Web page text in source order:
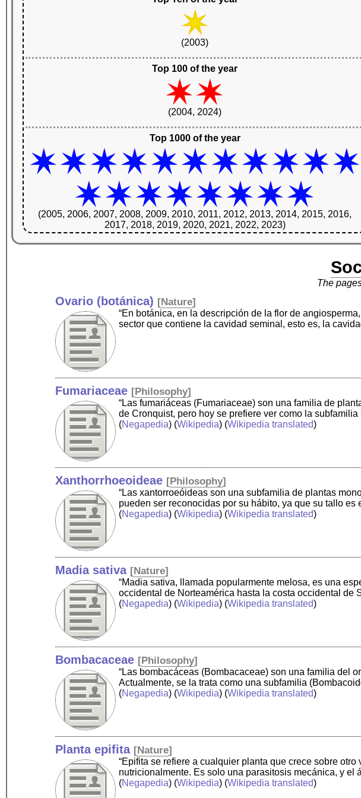
(2003)
Top 100 of the year
(2004, 2024)
Top 1000 of the year
(2005, 2006, 2007, 2008, 2009, 2010, 2011, 2012, 2013, 2014, 2015, 2016,
2017, 2018, 2019, 2020, 2021, 2022, 2023)
The
Ovario (botánica) [Nature]
“En botánica, en la descripción de la flor de
sector que contiene la cavidad seminal, esto es, la
Fumariaceae [Philosophy]
“Las fumariáceas (Fumariaceae) son una familia de
de Cronquist, pero hoy se prefiere ver como la
(Negapedia) (Wikipedia) (Wikipedia translated)
Xanthorrhoeoideae [Philosophy]
“Las xantorroeóideas son una subfamilia de plantas
pueden ser reconocidas por su hábito, ya que su tallo
(Negapedia) (Wikipedia) (Wikipedia translated)
Madia sativa [Nature]
“Madia sativa, llamada popularmente melosa, es una
occidental de Norteamérica hasta la costa occidental
(Negapedia) (Wikipedia) (Wikipedia translated)
Bombacaceae [Philosophy]
“Las bombacáceas (Bombacaceae) son una familia del
Actualmente, se la trata como una subfamilia
(Negapedia) (Wikipedia) (Wikipedia translated)
Planta epifita [Nature]
“Epifita se refiere a cualquier planta que crece sobre
nutricionalmente. Es solo una parasitosis mecánica, y
(Negapedia) (Wikipedia) (Wikipedia translated)